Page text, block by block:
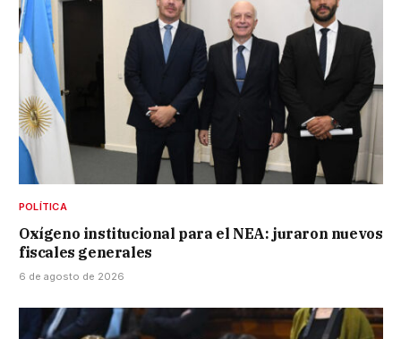
POLÍTICA
Oxígeno institucional para el NEA: juraron nuevos
fiscales generales
6 de agosto de 2026